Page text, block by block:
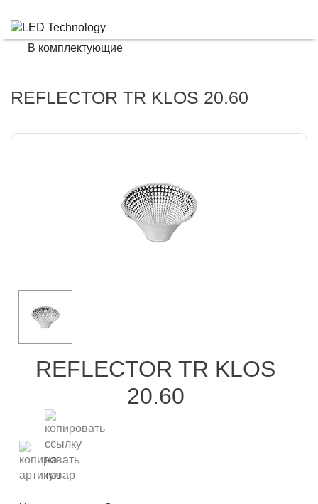
В комплектующие
REFLECTOR TR KLOS 20.60
REFLECTOR TR KLOS
20.60